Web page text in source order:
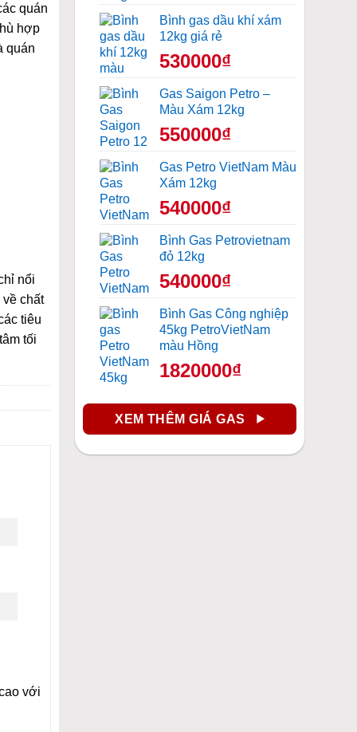
quán
hợp
quán
nổi
chất
tiêu
tối
với
Bình gas dầu khí xám
12kg giá rẻ
530000₫
Gas Saigon Petro –
Màu Xám 12kg
550000₫
Gas Petro VietNam Màu
Xám 12kg
540000₫
Bình Gas Petrovietnam
đỏ 12kg
540000₫
Bình Gas Công nghiệp
45kg PetroVietNam
màu Hồng
1820000₫
XEM THÊM GIÁ GAS